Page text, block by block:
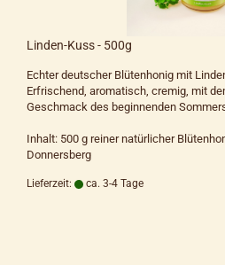
Linden-Kuss - 500g
Echter deutscher Blütenhonig mit
Erfrischend, aromatisch, cremig, mit
Geschmack des beginnenden
Inhalt: 500 g reiner natürlicher
Donnersberg
Lieferzeit: ca. 3-4 Tage